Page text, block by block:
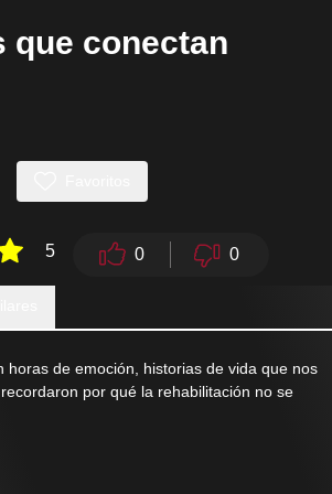
que conectan
5 0 0
horas de emoción, historias de vida que nos
por qué la rehabilitación no se